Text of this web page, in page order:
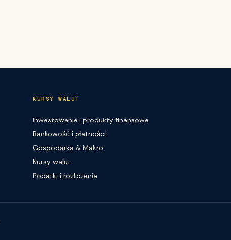
KURSY WALUT
Inwestowanie i produkty finansowe
Bankowość i płatności
Gospodarka & Makro
Kursy walut
Podatki i rozliczenia